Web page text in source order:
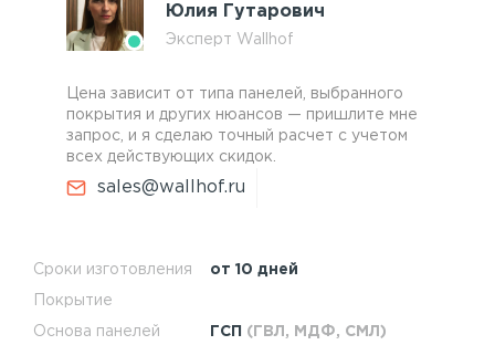
Сроки изготовления от 10 дней
Покрытие
Основа панелей ГСП (ГВЛ, МДФ, СМЛ)
Юлия Гутарович
Эксперт Wallhof
Цена зависит от типа панелей, выбранного
покрытия и других нюансов — пришлите мне
запрос, и я сделаю точный расчет с учетом
всех действующих скидок.
sales@wallhof.ru